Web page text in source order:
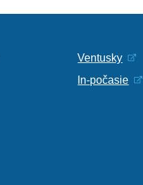
Ventusky
In-počasie